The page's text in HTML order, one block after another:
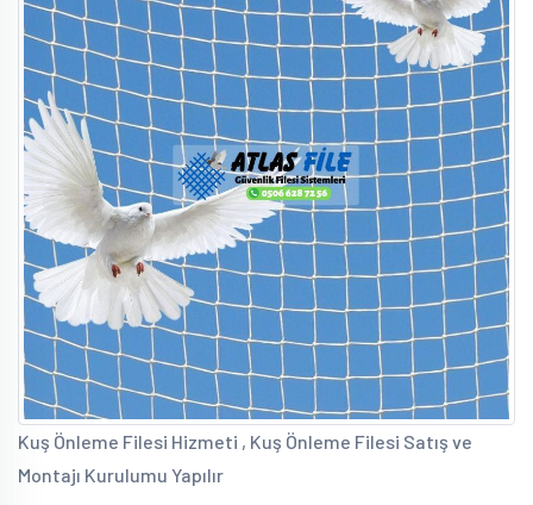
Kuş Önleme Filesi Hizmeti , Kuş Önleme Filesi Satış ve
Montajı Kurulumu Yapılır